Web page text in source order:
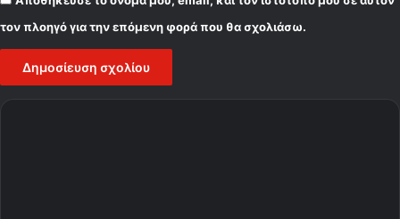
τον πλοηγό για την επόμενη φορά που θα σχολιάσω.